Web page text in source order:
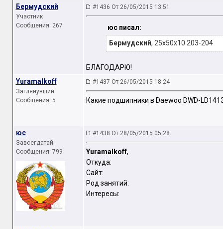
Бермудский
Участник
Сообщения: 267
#1436 От 26/05/2015 13:51
юс писал:
Бермудский, 25x50x10 203-204
БЛАГОДАРЮ!
Yuramalkoff
Заглянувший
Сообщения: 5
#1437 От 26/05/2015 18:24
Какие подшипники в Daewoo DWD-
юс
Завсегдатай
Сообщения: 799
#1438 От 28/05/2015 05:28
Yuramalkoff,
Откуда:
Сайт:
Род занятий:
Интересы: